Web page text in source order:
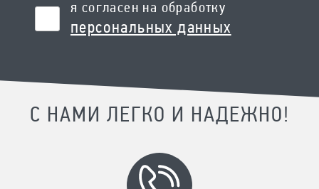
я согласен на обработку
персональных данных
С НАМИ ЛЕГКО И НАДЕЖНО!